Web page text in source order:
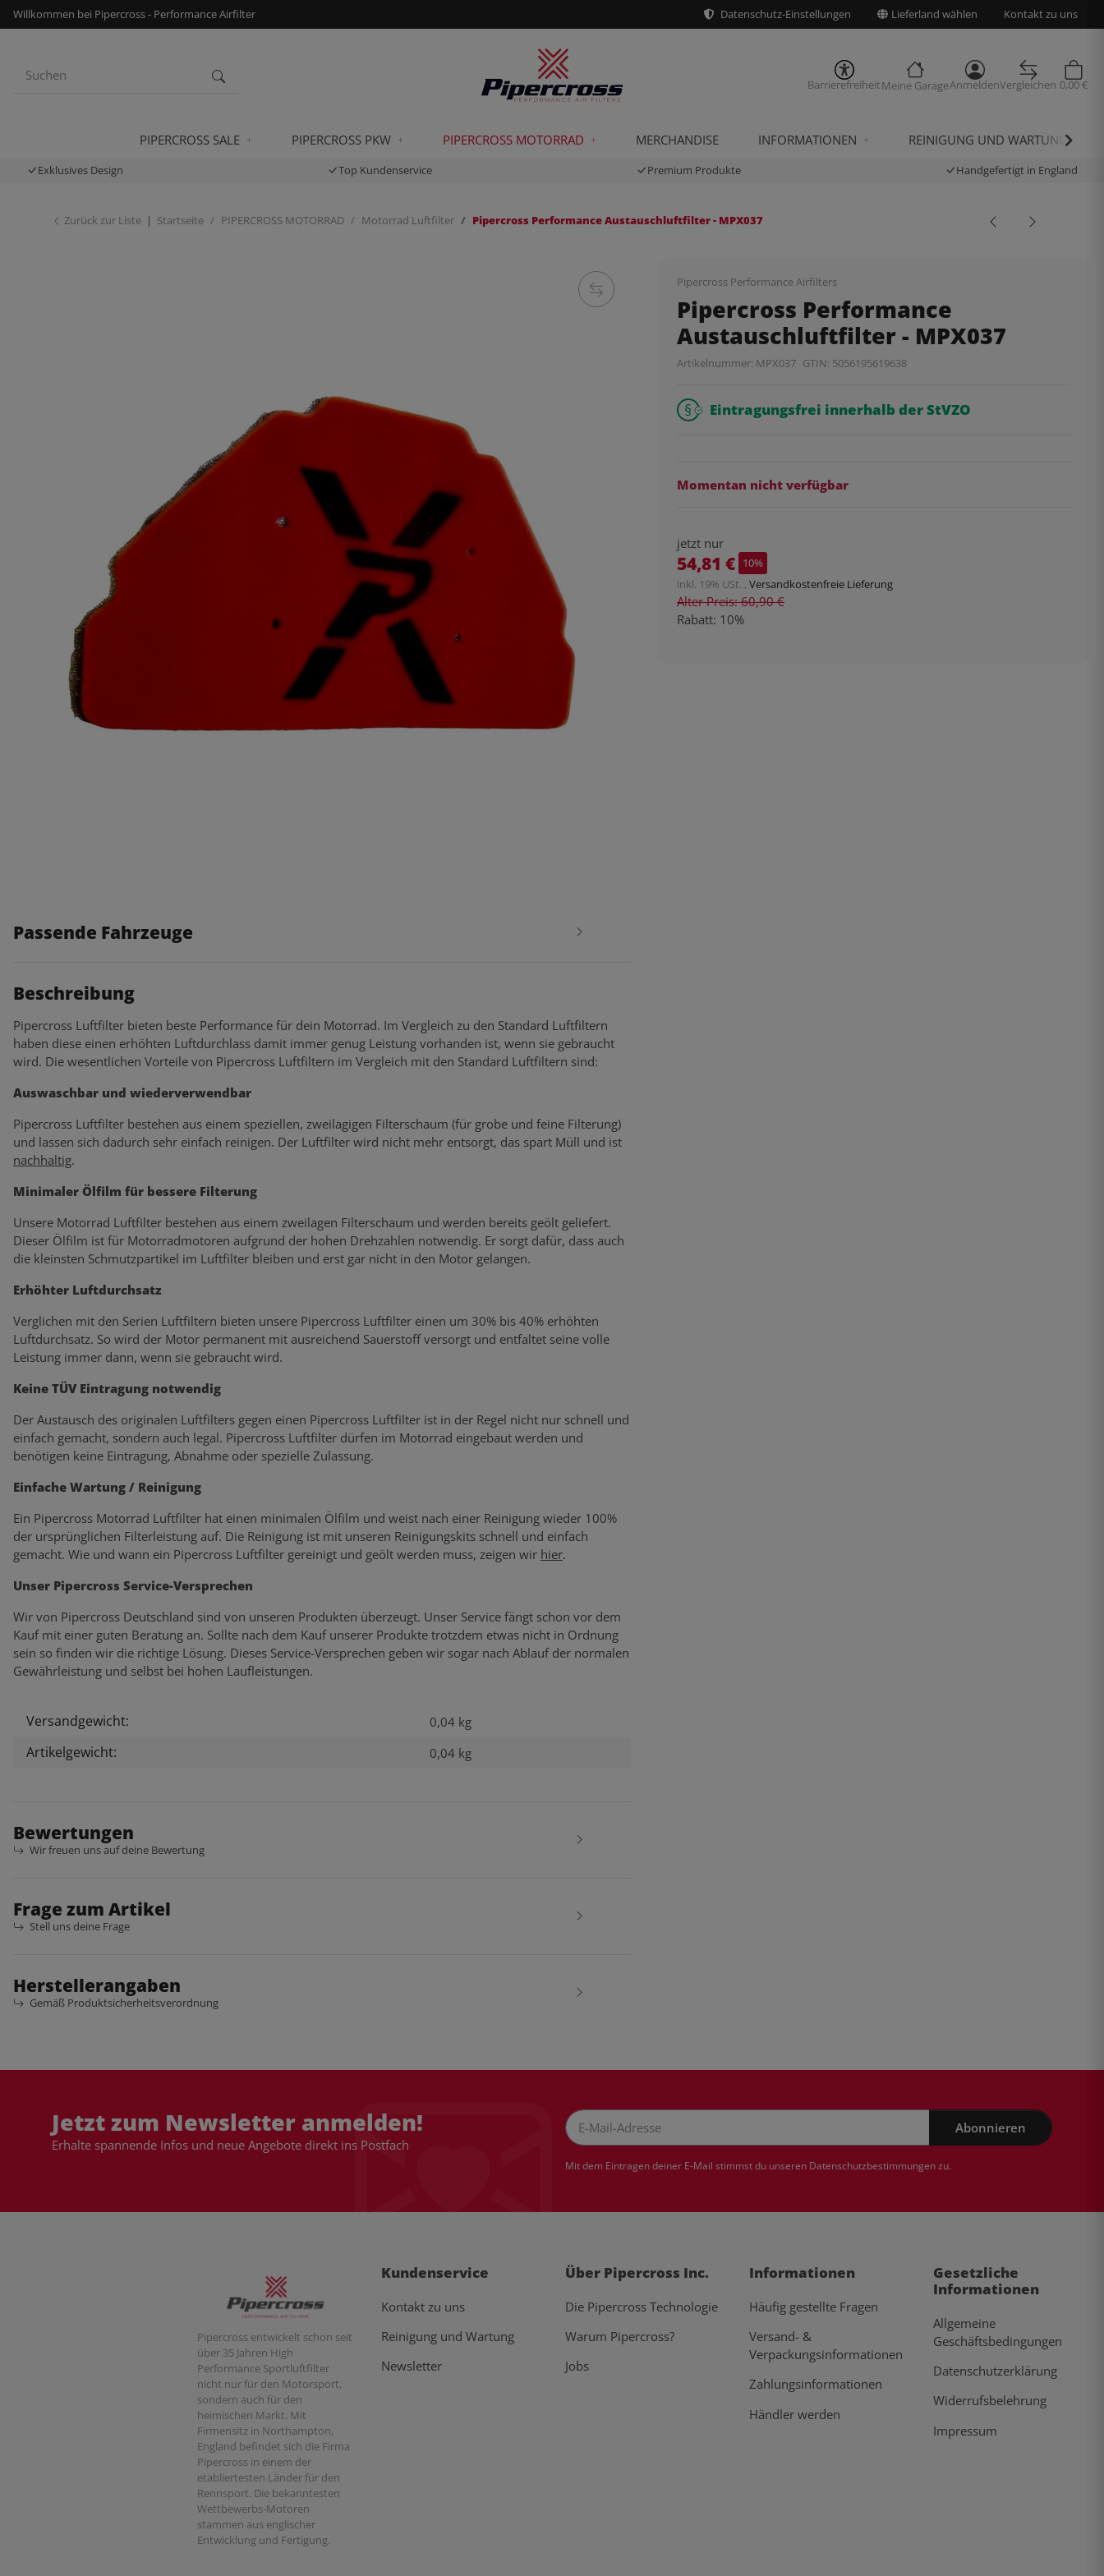
Willkommen bei Pipercross - Performance Airfilter Datenschutz-Einstellungen Lieferland wählen Kontakt zu uns
BarrierefreiheitMeine GarageAnmeldenVergleichen 0,00 €
PIPERCROSS SALE PIPERCROSS PKW PIPERCROSS MOTORRAD MERCHANDISE INFORMATIONEN REINIGUNG UND WARTUNG
Exklusives Design Top Kundenservice Premium Produkte Handgefertigt in England
Zurück zur Liste Startseite PIPERCROSS MOTORRAD Motorrad Luftfilter Pipercross Performance Austauschluftfilter - MPX037
Pipercross Performance Airfilters
Pipercross Performance
Austauschluftfilter - MPX037
Artikelnummer: MPX037 GTIN: 5056195619638
Eintragungsfrei innerhalb der StVZO
Momentan nicht verfügbar
jetzt nur
54,81 € 10%
inkl. 19% USt. , Versandkostenfreie Lieferung
Alter Preis: 60,90 €
Rabatt: 10%
Passende Fahrzeuge
Beschreibung
Pipercross Luftfilter bieten beste Performance für dein Motorrad. Im Vergleich zu den Standard Luftfiltern
haben diese einen erhöhten Luftdurchlass damit immer genug Leistung vorhanden ist, wenn sie gebraucht
wird. Die wesentlichen Vorteile von Pipercross Luftfiltern im Vergleich mit den Standard Luftfiltern sind:
Auswaschbar und wiederverwendbar
Pipercross Luftfilter bestehen aus einem speziellen, zweilagigen Filterschaum (für grobe und feine Filterung)
und lassen sich dadurch sehr einfach reinigen. Der Luftfilter wird nicht mehr entsorgt, das spart Müll und ist
nachhaltig.
Minimaler Ölfilm für bessere Filterung
Unsere Motorrad Luftfilter bestehen aus einem zweilagen Filterschaum und werden bereits geölt geliefert.
Dieser Ölfilm ist für Motorradmotoren aufgrund der hohen Drehzahlen notwendig. Er sorgt dafür, dass auch
die kleinsten Schmutzpartikel im Luftfilter bleiben und erst gar nicht in den Motor gelangen.
Erhöhter Luftdurchsatz
Verglichen mit den Serien Luftfiltern bieten unsere Pipercross Luftfilter einen um 30% bis 40% erhöhten
Luftdurchsatz. So wird der Motor permanent mit ausreichend Sauerstoff versorgt und entfaltet seine volle
Leistung immer dann, wenn sie gebraucht wird.
Keine TÜV Eintragung notwendig
Der Austausch des originalen Luftfilters gegen einen Pipercross Luftfilter ist in der Regel nicht nur schnell und
einfach gemacht, sondern auch legal. Pipercross Luftfilter dürfen im Motorrad eingebaut werden und
benötigen keine Eintragung, Abnahme oder spezielle Zulassung.
Einfache Wartung / Reinigung
Ein Pipercross Motorrad Luftfilter hat einen minimalen Ölfilm und weist nach einer Reinigung wieder 100%
der ursprünglichen Filterleistung auf. Die Reinigung ist mit unseren Reinigungskits schnell und einfach
gemacht. Wie und wann ein Pipercross Luftfilter gereinigt und geölt werden muss, zeigen wir hier.
Unser Pipercross Service-Versprechen
Wir von Pipercross Deutschland sind von unseren Produkten überzeugt. Unser Service fängt schon vor dem
Kauf mit einer guten Beratung an. Sollte nach dem Kauf unserer Produkte trotzdem etwas nicht in Ordnung
sein so finden wir die richtige Lösung. Dieses Service-Versprechen geben wir sogar nach Ablauf der normalen
Gewährleistung und selbst bei hohen Laufleistungen.
Produkteigenschaft
Wert
Versandgewicht: 0,04 kg
Artikelgewicht: 0,04 kg
Bewertungen
Wir freuen uns auf deine Bewertung
Frage zum Artikel
Stell uns deine Frage
Herstellerangaben
Gemäß Produktsicherheitsverordnung
Jetzt zum Newsletter anmelden!
Erhalte spannende Infos und neue Angebote direkt ins Postfach
Abonnieren
Mit dem Eintragen deiner E-Mail stimmst du unseren Datenschutzbestimmungenzu.
Pipercross entwickelt schon seit
über 35 Jahren High
Performance Sportluftfilter
nicht nur für den Motorsport,
sondern auch für den
heimischen Markt. Mit
Firmensitz in Northampton,
England befindet sich die Firma
Pipercross in einem der
etabliertesten Länder für den
Rennsport. Die bekanntesten
Wettbewerbs-Motoren
stammen aus englischer
Entwicklung und Fertigung.
Kundenservice
Kontakt zu uns
Reinigung und Wartung
Newsletter
Über Pipercross Inc.
Die Pipercross Technologie
Warum Pipercross?
Jobs
Informationen
Häufig gestellte Fragen
Versand- &
Verpackungsinformationen
Zahlungsinformationen
Händler werden
Gesetzliche
Informationen
Allgemeine
Geschäftsbedingungen
Datenschutzerklärung
Widerrufsbelehrung
Impressum